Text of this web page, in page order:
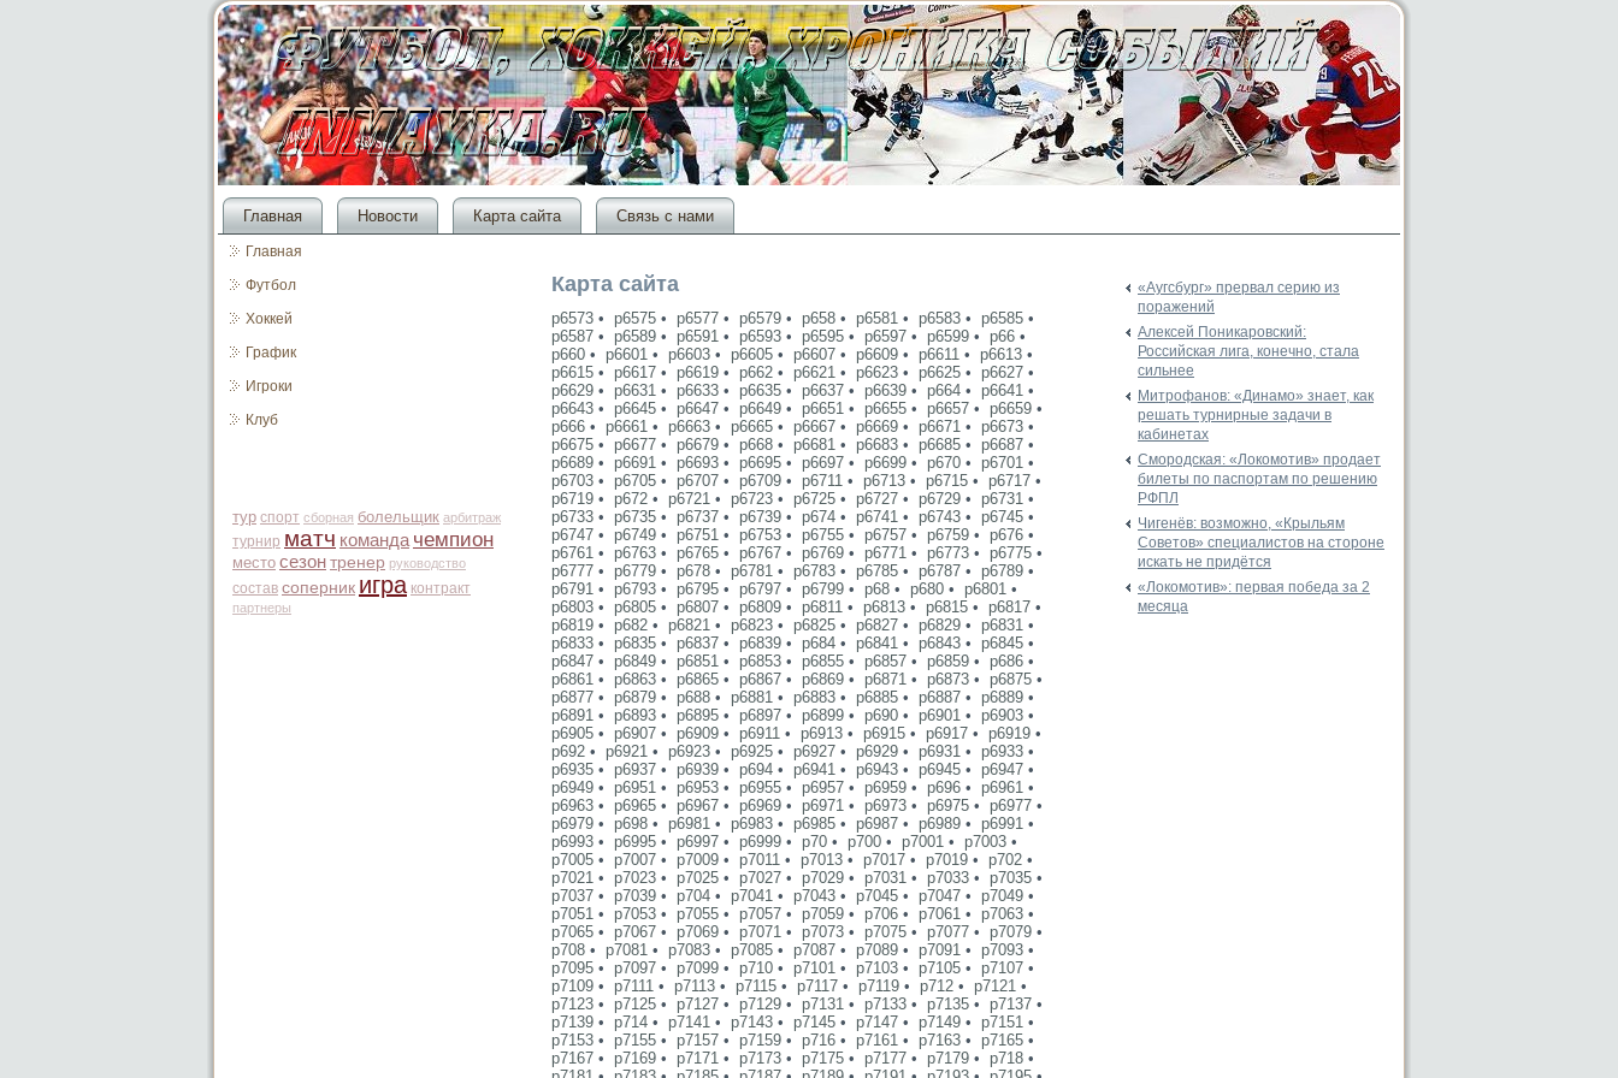
Главная Новости Карта сайта Связь с нами
Главная
Футбол
Хоккей
График
Игроки
Клуб
тур спорт сборная болельщик арбитраж
турнир матч команда чемпион
место сезон тренер руководство
состав соперник игра контракт
партнеры
Карта сайта
p6573 • p6575 • p6577 • p6579 • p658 • p6581 • p6583 • p6585 •
p6587 • p6589 • p6591 • p6593 • p6595 • p6597 • p6599 • p66 •
p660 • p6601 • p6603 • p6605 • p6607 • p6609 • p6611 • p6613 •
p6615 • p6617 • p6619 • p662 • p6621 • p6623 • p6625 • p6627 •
p6629 • p6631 • p6633 • p6635 • p6637 • p6639 • p664 • p6641 •
p6643 • p6645 • p6647 • p6649 • p6651 • p6655 • p6657 • p6659 •
p666 • p6661 • p6663 • p6665 • p6667 • p6669 • p6671 • p6673 •
p6675 • p6677 • p6679 • p668 • p6681 • p6683 • p6685 • p6687 •
p6689 • p6691 • p6693 • p6695 • p6697 • p6699 • p670 • p6701 •
p6703 • p6705 • p6707 • p6709 • p6711 • p6713 • p6715 • p6717 •
p6719 • p672 • p6721 • p6723 • p6725 • p6727 • p6729 • p6731 •
p6733 • p6735 • p6737 • p6739 • p674 • p6741 • p6743 • p6745 •
p6747 • p6749 • p6751 • p6753 • p6755 • p6757 • p6759 • p676 •
p6761 • p6763 • p6765 • p6767 • p6769 • p6771 • p6773 • p6775 •
p6777 • p6779 • p678 • p6781 • p6783 • p6785 • p6787 • p6789 •
p6791 • p6793 • p6795 • p6797 • p6799 • p68 • p680 • p6801 •
p6803 • p6805 • p6807 • p6809 • p6811 • p6813 • p6815 • p6817 •
p6819 • p682 • p6821 • p6823 • p6825 • p6827 • p6829 • p6831 •
p6833 • p6835 • p6837 • p6839 • p684 • p6841 • p6843 • p6845 •
p6847 • p6849 • p6851 • p6853 • p6855 • p6857 • p6859 • p686 •
p6861 • p6863 • p6865 • p6867 • p6869 • p6871 • p6873 • p6875 •
p6877 • p6879 • p688 • p6881 • p6883 • p6885 • p6887 • p6889 •
p6891 • p6893 • p6895 • p6897 • p6899 • p690 • p6901 • p6903 •
p6905 • p6907 • p6909 • p6911 • p6913 • p6915 • p6917 • p6919 •
p692 • p6921 • p6923 • p6925 • p6927 • p6929 • p6931 • p6933 •
p6935 • p6937 • p6939 • p694 • p6941 • p6943 • p6945 • p6947 •
p6949 • p6951 • p6953 • p6955 • p6957 • p6959 • p696 • p6961 •
p6963 • p6965 • p6967 • p6969 • p6971 • p6973 • p6975 • p6977 •
p6979 • p698 • p6981 • p6983 • p6985 • p6987 • p6989 • p6991 •
p6993 • p6995 • p6997 • p6999 • p70 • p700 • p7001 • p7003 •
p7005 • p7007 • p7009 • p7011 • p7013 • p7017 • p7019 • p702 •
p7021 • p7023 • p7025 • p7027 • p7029 • p7031 • p7033 • p7035 •
p7037 • p7039 • p704 • p7041 • p7043 • p7045 • p7047 • p7049 •
p7051 • p7053 • p7055 • p7057 • p7059 • p706 • p7061 • p7063 •
p7065 • p7067 • p7069 • p7071 • p7073 • p7075 • p7077 • p7079 •
p708 • p7081 • p7083 • p7085 • p7087 • p7089 • p7091 • p7093 •
p7095 • p7097 • p7099 • p710 • p7101 • p7103 • p7105 • p7107 •
p7109 • p7111 • p7113 • p7115 • p7117 • p7119 • p712 • p7121 •
p7123 • p7125 • p7127 • p7129 • p7131 • p7133 • p7135 • p7137 •
p7139 • p714 • p7141 • p7143 • p7145 • p7147 • p7149 • p7151 •
p7153 • p7155 • p7157 • p7159 • p716 • p7161 • p7163 • p7165 •
p7167 • p7169 • p7171 • p7173 • p7175 • p7177 • p7179 • p718 •
«Аугсбург» прервал серию из
поражений
Алексей Поникаровский:
Российская лига, конечно, стала
сильнее
Митрофанов: «Динамо» знает, как
решать турнирные задачи в
кабинетах
Смородская: «Локомотив» продает
билеты по паспортам по решению
РФПЛ
Чигенёв: возможно, «Крыльям
Советов» специалистов на стороне
искать не придётся
«Локомотив»: первая победа за 2
месяца